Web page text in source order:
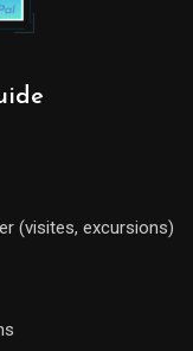
(visites, excursions)